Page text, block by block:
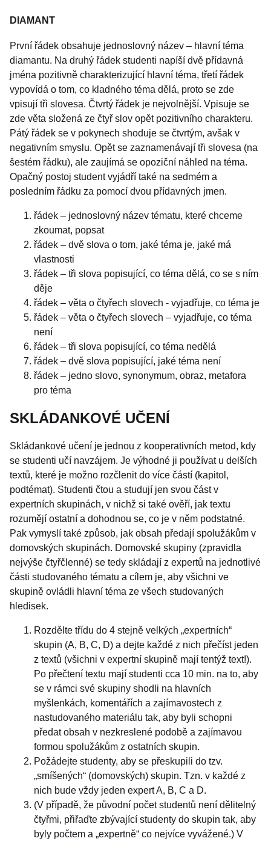
DIAMANT
První řádek obsahuje jednoslovný název – hlavní téma
diamantu. Na druhý řádek studenti napíší dvě přídavná
jména pozitivně charakterizující hlavní téma, třetí řádek
vypovídá o tom, co kladného téma dělá, proto se zde
vpisují tři slovesa. Čtvrtý řádek je nejvolnější. Vpisuje se
zde věta složená ze čtyř slov opět pozitivního charakteru.
Pátý řádek se v pokynech shoduje se čtvrtým, avšak v
negativním smyslu. Opět se zaznamenávají tři slovesa (na
šestém řádku), ale zaujímá se opoziční náhled na téma.
Opačný postoj student vyjádří také na sedmém a
posledním řádku za pomocí dvou přídavných jmen.
řádek – jednoslovný název tématu, které chceme
zkoumat, popsat
řádek – dvě slova o tom, jaké téma je, jaké má
vlastnosti
řádek – tři slova popisující, co téma dělá, co se s ním
děje
řádek – věta o čtyřech slovech - vyjadřuje, co téma je
řádek – věta o čtyřech slovech – vyjadřuje, co téma
není
řádek – tři slova popisující, co téma nedělá
řádek – dvě slova popisující, jaké téma není
řádek – jedno slovo, synonymum, obraz, metafora
pro téma
SKLÁDANKOVÉ UČENÍ
Skládankové učení je jednou z kooperativních metod, kdy
se studenti učí navzájem. Je výhodné ji používat u delších
textů, které je možno rozčlenit do více částí (kapitol,
podtémat). Studenti čtou a studují jen svou část v
expertních skupinách, v nichž si také ověří, jak textu
rozumějí ostatní a dohodnou se, co je v něm podstatné.
Pak vymyslí také způsob, jak obsah předají spolužákům v
domovských skupinách. Domovské skupiny (zpravidla
nejvýše čtyřčlenné) se tedy skládají z expertů na jednotlivé
části studovaného tématu a cílem je, aby všichni ve
skupině ovládli hlavní téma ze všech studovaných
hledisek.
Rozdělte třídu do 4 stejně velkých „expertních“
skupin (A, B, C, D) a dejte každé z nich přečíst jeden
z textů (všichni v expertní skupině mají tentýž text!).
Po přečtení textu mají studenti cca 10 min. na to, aby
se v rámci své skupiny shodli na hlavních
myšlenkách, komentářích a zajímavostech z
nastudovaného materiálu tak, aby byli schopni
předat obsah v nezkreslené podobě a zajímavou
formou spolužákům z ostatních skupin.
Požádejte studenty, aby se přeskupili do tzv.
„smíšených“ (domovských) skupin. Tzn. v každé z
nich bude vždy jeden expert A, B, C a D.
(V případě, že původní počet studentů není dělitelný
čtyřmi, přiřaďte zbývající studenty do skupin tak, aby
byly počtem a „expertně“ co nejvíce vyvážené.) V